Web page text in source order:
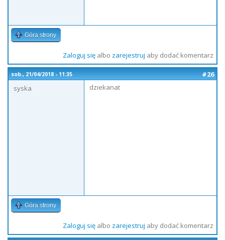
Góra strony
Zaloguj sięalbo zarejestruj aby dodać komentarz
sob., 21/04/2018 - 11:35
#26
syska
dziekanat
Góra strony
Zaloguj sięalbo zarejestruj aby dodać komentarz